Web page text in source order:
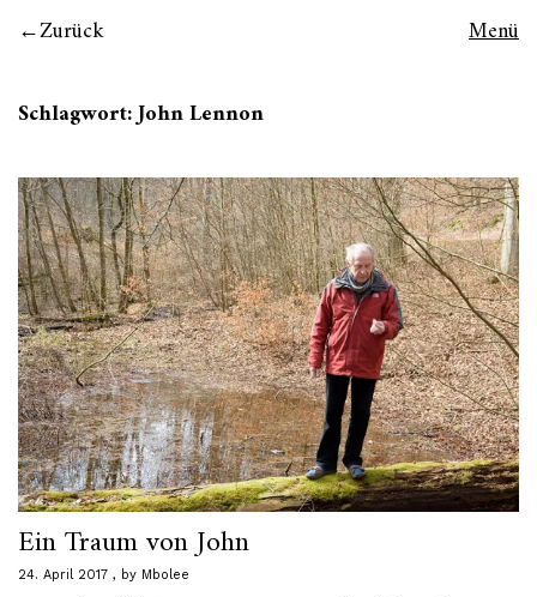
Zurück Menü
Schlagwort:John Lennon
Ein Traum von John
24. April 2017 by Mbolee